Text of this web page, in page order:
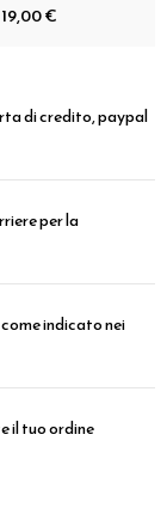
19,00 €
di credito, paypal
per la
indicato nei
il tuo ordine